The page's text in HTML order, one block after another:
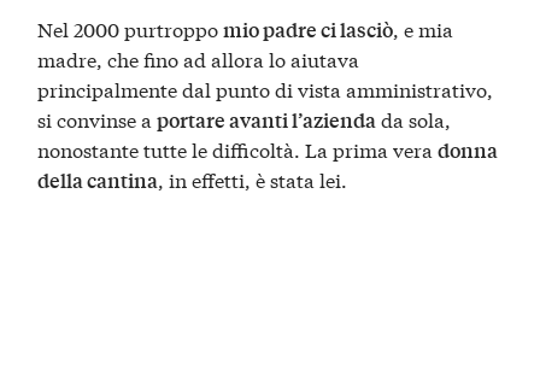
Nel 2000 purtroppomio padre ci lasciò, e mia
madre, che fino ad allora lo aiutava
principalmente dal punto di vista amministrativo,
si convinse aportare avanti l’aziendada sola,
nonostante tutte le difficoltà. La prima veradonna
della cantina, in effetti, è stata lei.